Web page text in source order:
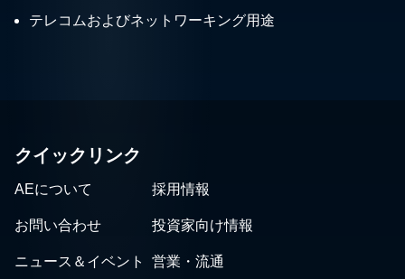
テレコムおよびネットワーキング用途
クイックリンク
AEについて 採用情報
お問い合わせ 投資家向け情報
ニュース＆イベント 営業・流通